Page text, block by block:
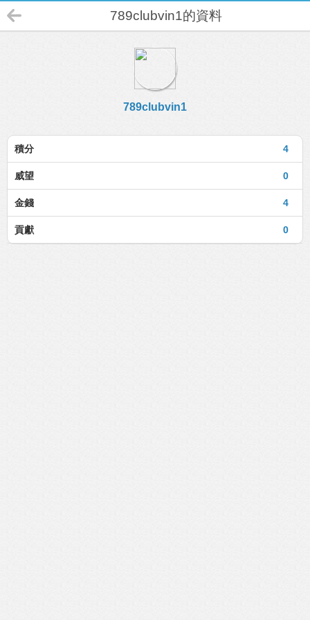
789clubvin1的資料
789clubvin1
4
積分
0
威望
4
金錢
0
貢獻